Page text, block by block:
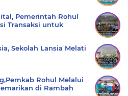
Pemerintah Rohul
Transaksi untuk
Sekolah Lansia Melati
Rohul Melalui
di Rambah